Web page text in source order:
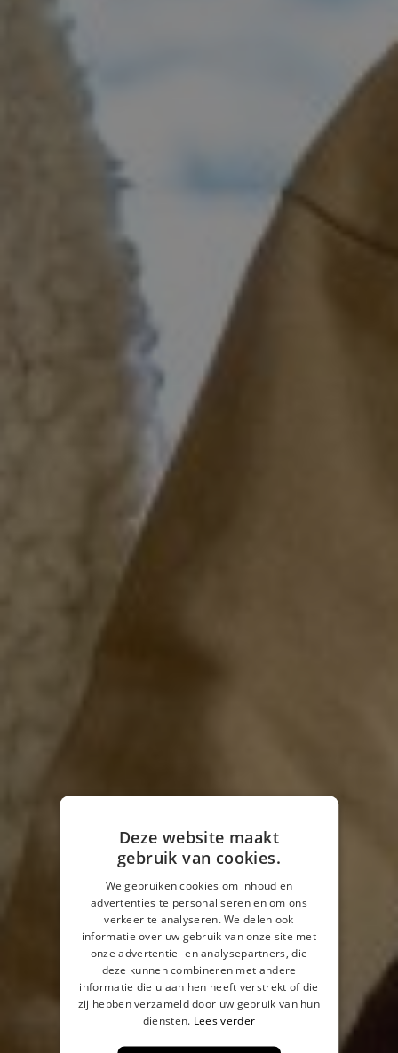
Deze website maakt
gebruik van cookies.
We gebruiken cookies om inhoud en
advertenties te personaliseren en om ons
verkeer te analyseren. We delen ook
informatie over uw gebruik van onze site met
onze advertentie- en analysepartners, die
deze kunnen combineren met andere
informatie die u aan hen heeft verstrekt of die
zij hebben verzameld door uw gebruik van hun
diensten. Lees verder